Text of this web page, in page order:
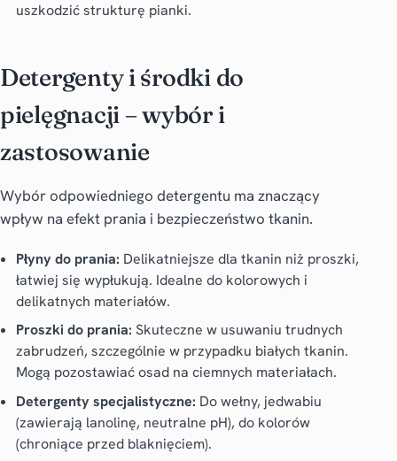
uszkodzić strukturę pianki.
Detergenty i środki do
pielęgnacji – wybór i
zastosowanie
Wybór odpowiedniego detergentu ma znaczący
wpływ na efekt prania i bezpieczeństwo tkanin.
Płyny do prania: Delikatniejsze dla tkanin niż proszki,
łatwiej się wypłukują. Idealne do kolorowych i
delikatnych materiałów.
Proszki do prania: Skuteczne w usuwaniu trudnych
zabrudzeń, szczególnie w przypadku białych tkanin.
Mogą pozostawiać osad na ciemnych materiałach.
Detergenty specjalistyczne: Do wełny, jedwabiu
(zawierają lanolinę, neutralne pH), do kolorów
(chroniące przed blaknięciem).